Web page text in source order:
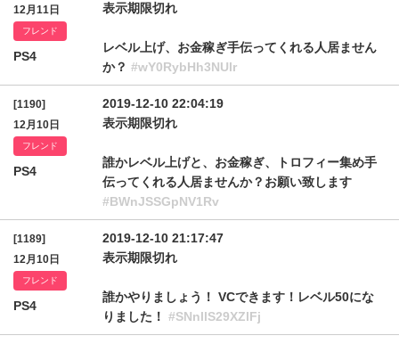
12月11日
フレンド
PS4
表示期限切れ
レベル上げ、お金稼ぎ手伝ってくれる人居ません
か？ #wY0RybHh3NUlr
[1190]
12月10日
フレンド
PS4
2019-12-10 22:04:19
表示期限切れ
誰かレベル上げと、お金稼ぎ、トロフィー集め手
伝ってくれる人居ませんか？お願い致します
#BWnJSSGpNV1Rv
[1189]
12月10日
フレンド
PS4
2019-12-10 21:17:47
表示期限切れ
誰かやりましょう！ VCできます！レベル50にな
りました！ #SNnllS29XZlFj